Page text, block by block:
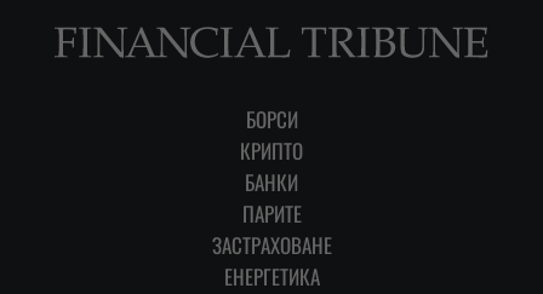
БОРСИ
КРИПТО
БАНКИ
ПАРИТЕ
ЗАСТРАХОВАНЕ
ЕНЕРГЕТИКА